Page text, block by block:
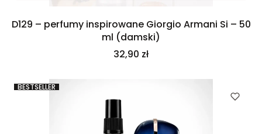
D129 – perfumy inspirowane Giorgio Armani Si – 50
ml (damski)
Cena
32,90 zł
BESTSELLER